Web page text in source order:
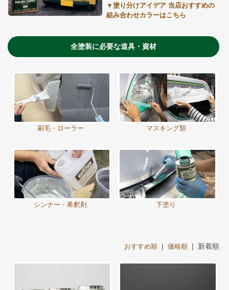
▼塗り分けアイデア 当店おすすめの
組み合わせカラーはこちら
全塗装に必要な道具・資材
刷毛・ローラー マスキング類
シンナー・希釈剤 下塗り
おすすめ順| 価格順| 新着順